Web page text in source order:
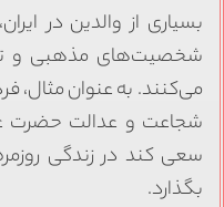
بسیاری از والدین در
شخصیت‌های مذهبی و
می‌کنند. به عنوان مثال،
شجاعت و عدالت حضرت
سعی کند در زندگی
بگذارد.